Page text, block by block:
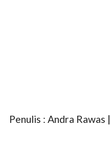
Penulis : Andra